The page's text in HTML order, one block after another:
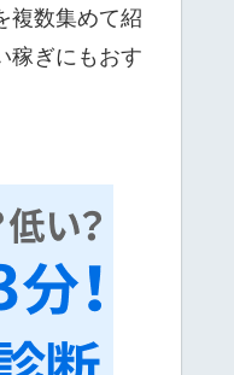
複数集めて紹
稼ぎにもおす